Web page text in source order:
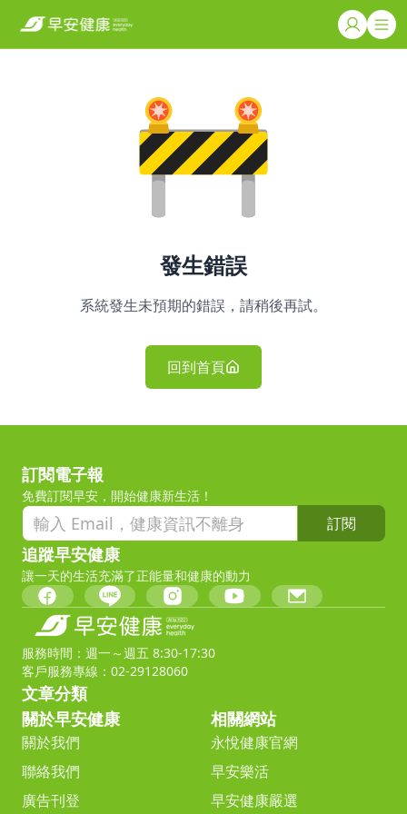
發生錯誤
系統發生未預期的錯誤，請稍後再試。
回到首頁
訂閱電子報
免費訂閱早安，開始健康新生活！
訂閱
追蹤早安健康
讓一天的生活充滿了正能量和健康的動力
服務時間：週一～週五 8:30-17:30
客戶服務專線：02-29128060
文章分類
關於早安健康
關於我們
聯絡我們
廣告刊登
相關網站
永悅健康官網
早安樂活
早安健康嚴選